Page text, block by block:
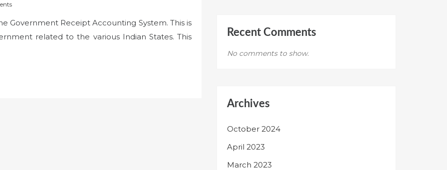
Government Receipt Accounting System. This is
related to the various Indian States. This
Recent Comments
No comments to show.
Archives
October 2024
April 2023
March 2023